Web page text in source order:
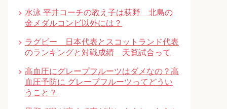
水泳 平井コーチの教え子は荻野 北島の
金メダルコンビ以外には？
ラグビー 日本代表とスコットランド代表
のランキングと対戦成績 天覧試合って
高血圧にグレープフルーツはダメなの？高
血圧予防に グレープフルーツってどうい
うこと？